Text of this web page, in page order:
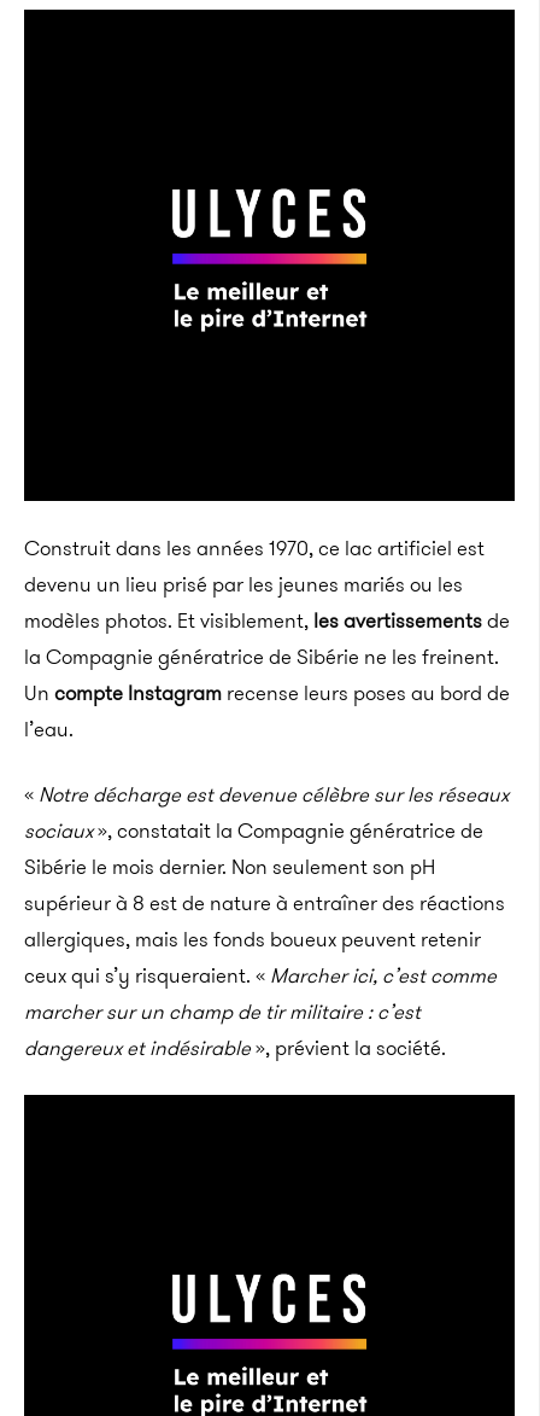
Construit dans les années 1970, ce lac artificiel est
devenu un lieu prisé par les jeunes mariés ou les
modèles photos. Et visiblement, les avertissementsde
la Compagnie génératrice de Sibérie ne les freinent.
Un compte Instagram recense leurs poses au bord de
l’eau.
« Notre décharge est devenue célèbre sur les réseaux
sociaux», constatait la Compagnie génératrice de
Sibérie le mois dernier. Non seulement son pH
supérieur à 8 est de nature à entraîner des réactions
allergiques, mais les fonds boueux peuvent retenir
ceux qui s’y risqueraient. « Marcher ici, c’est comme
marcher sur un champ de tir militaire : c’est
dangereux et indésirable», prévient la société.